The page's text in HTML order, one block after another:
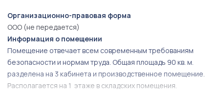
Организационно-правовая форма
ООО (не передается)
Информация о помещении
Помещение отвечает всем современным требованиям
безопасности и нормам труда. Общая площадь 90 кв. м.
разделена на 3 кабинета и производственное помещение.
Располагается на 1 этаже в складских помещения.